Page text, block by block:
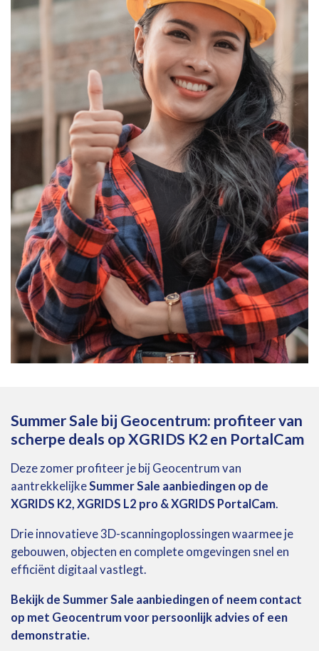
Summer Sale bij Geocentrum: profiteer van
scherpe deals op XGRIDS K2 en PortalCam
Deze zomer profiteer je bij Geocentrum van
aantrekkelijkeSummer Sale aanbiedingen op de
XGRIDS K2, XGRIDS L2 pro & XGRIDS PortalCam.
Drie innovatieve 3D-scanningoplossingen waarmee je
gebouwen, objecten en complete omgevingen snel en
efficiënt digitaal vastlegt.
Bekijk de Summer Sale aanbiedingen of neem contact
op met Geocentrum voor persoonlijk advies of een
demonstratie.